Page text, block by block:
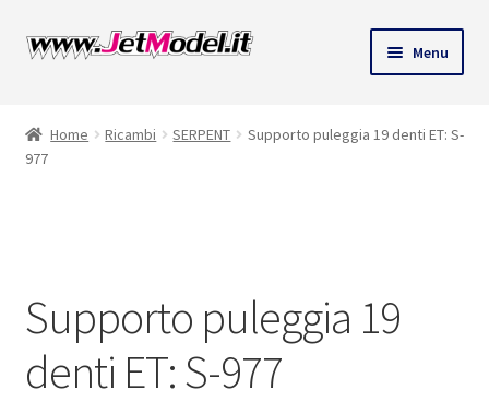
Vai
alla
Vai
Menu
Home Ricambi SERPENT
Supporto puleggia 19 denti ET: S-
977
Supporto puleggia 19
denti ET: S-977